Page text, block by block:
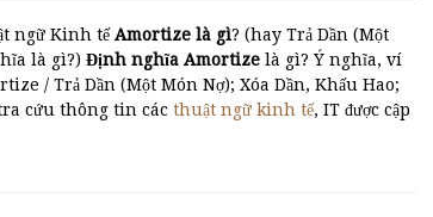
ngữ Kinh tếAmortize là gì? (hay Trả Dần (Một
là gì?) Định nghĩa Amortize là gì? Ý nghĩa, ví
/ Trả Dần (Một Món Nợ); Xóa Dần, Khấu Hao;
cứu thông tin các thuật ngữ kinh tế, IT được cập